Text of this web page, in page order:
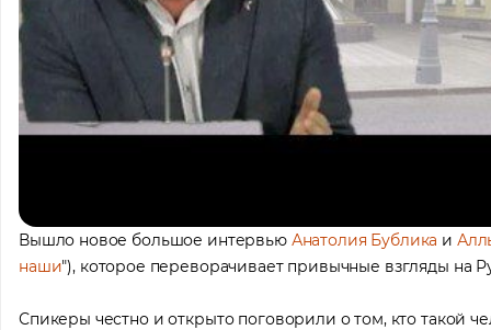
Вышло новое большое интервью Анатолия Бублика и
наши"), которое переворачивает привычные взгляды на
Спикеры честно и открыто поговорили о том, кто такой